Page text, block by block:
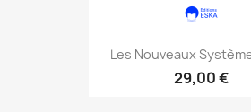
Les Nouveaux
29,00 €